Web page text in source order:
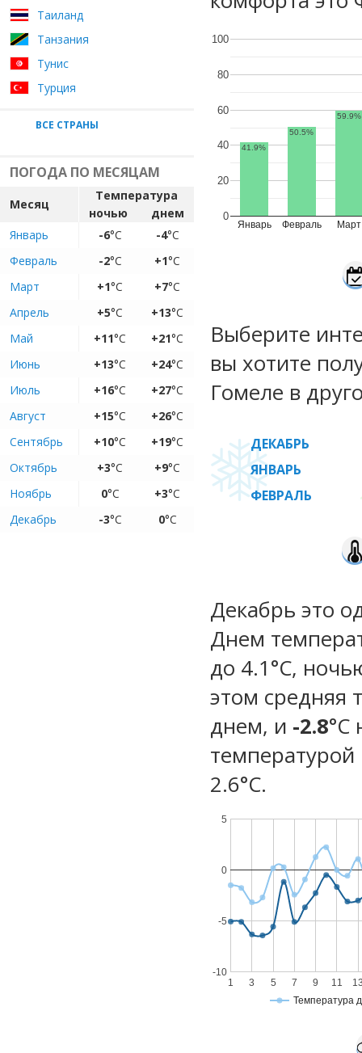
Таиланд
Танзания
Тунис
Турция
ВСЕ СТРАНЫ
ПОГОДА ПО МЕСЯЦАМ
Месяц
Температура
ночью
днем
Январь
-6°C -4°C
Февраль
-2°C +1°C
Март
+1°C +7°C
Апрель
+5°C +13°C
Май
+11°C +21°C
Июнь
+13°C +24°C
Июль
+16°C +27°C
Август
+15°C +26°C
Сентябрь
+10°C +19°C
Октябрь
+3°C +9°C
Ноябрь
0°C +3°C
Декабрь
-3°C 0°C
Январь Февраль Март
0
20
40
60
80
100
41.9%
50.5%
59.9%
Выберите
вы хотите
Гомеле в
ДЕКАБРЬ
ЯНВАРЬ
ФЕВРАЛЬ
Декабрь это
Днем
до 4.1°C,
этом средняя
днем, и -2.8
температурой
2.6°С.
Температура
1 3 5 7 9 11
-10
-5
0
5